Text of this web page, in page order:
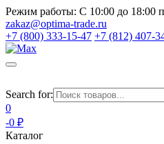
Режим работы: С 10:00 до 18:00
zakaz@optima-trade.ru
+7 (800) 333-15-47 +7 (812) 407-
Search for:
0
-0 ₽
Каталог